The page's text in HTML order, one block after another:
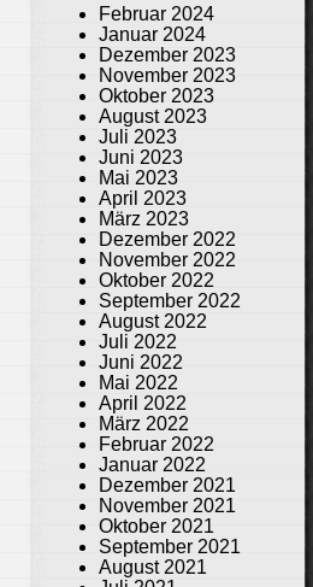
Februar 2024
Januar 2024
Dezember 2023
November 2023
Oktober 2023
August 2023
Juli 2023
Juni 2023
Mai 2023
April 2023
März 2023
Dezember 2022
November 2022
Oktober 2022
September 2022
August 2022
Juli 2022
Juni 2022
Mai 2022
April 2022
März 2022
Februar 2022
Januar 2022
Dezember 2021
November 2021
Oktober 2021
September 2021
August 2021